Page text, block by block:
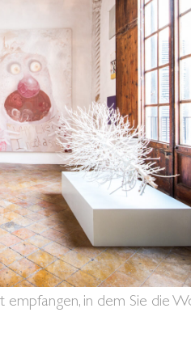
in dem Sie die